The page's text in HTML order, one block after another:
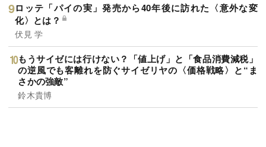
ロッテ「パイの実」発売から40年後に訪れた〈意外な変
化〉とは？
伏見 学
もうサイゼには行けない？「値上げ」と「食品消費減税」
の逆風でも客離れを防ぐサイゼリヤの〈価格戦略〉と“ま
さかの強敵”
鈴木貴博